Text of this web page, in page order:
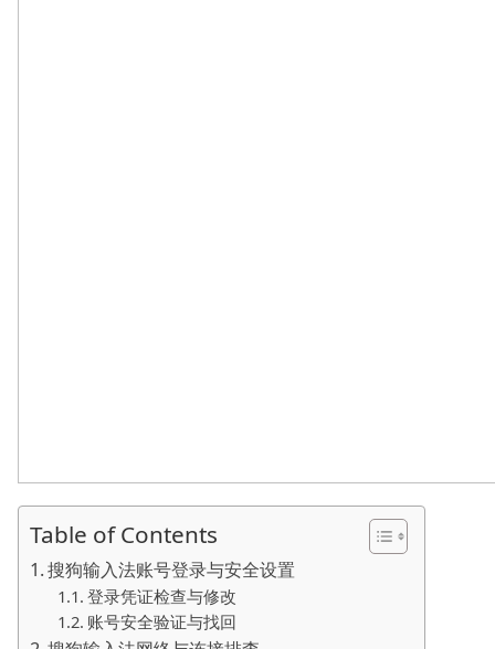
Table of Contents
搜狗输入法账号登录与安全设置
登录凭证检查与修改
账号安全验证与找回